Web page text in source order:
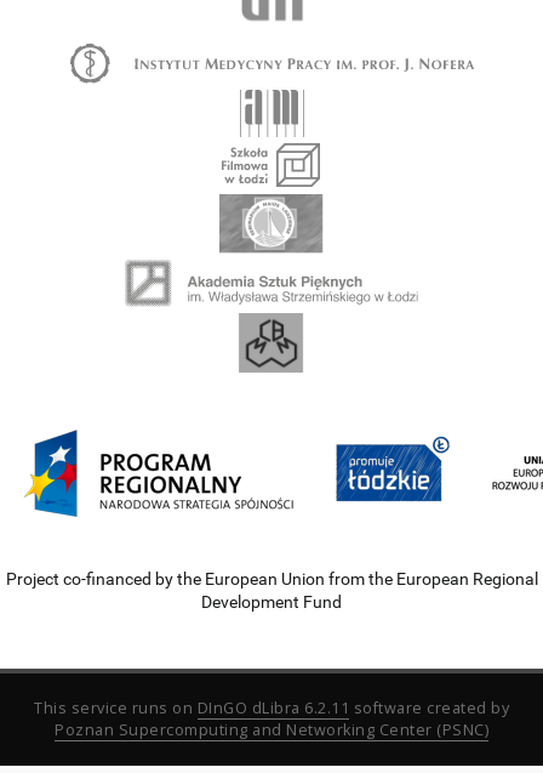
Project co-financed by the European Union from the European Regional
Development Fund
This service runs on DInGO dLibra 6.2.11 software created by
Poznan Supercomputing and Networking Center (PSNC)